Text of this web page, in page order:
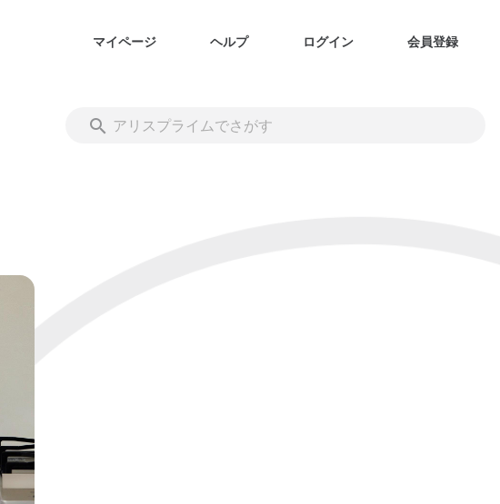
マイページ ヘルプ ログイン 会員登録